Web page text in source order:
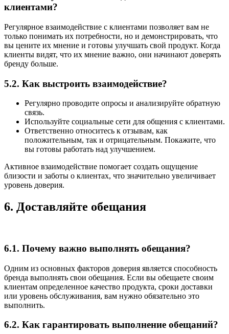
клиентами?
Регулярное взаимодействие с клиентами позволяет вам не
только понимать их потребности, но и демонстрировать, что
вы цените их мнение и готовы улучшать свой продукт. Когда
клиенты видят, что их мнение важно, они начинают доверять
бренду больше.
5.2. Как выстроить взаимодействие?
Регулярно проводите опросы и анализируйте обратную
связь.
Используйте социальные сети для общения с клиентами.
Ответственно относитесь к отзывам, как
положительным, так и отрицательным. Покажите, что
вы готовы работать над улучшением.
Активное взаимодействие помогает создать ощущение
близости и заботы о клиентах, что значительно увеличивает
уровень доверия.
6. Доставляйте обещания
6.1. Почему важно выполнять обещания?
Одним из основных факторов доверия является способность
бренда выполнять свои обещания. Если вы обещаете своим
клиентам определенное качество продукта, сроки доставки
или уровень обслуживания, вам нужно обязательно это
выполнить.
6.2. Как гарантировать выполнение обещаний?